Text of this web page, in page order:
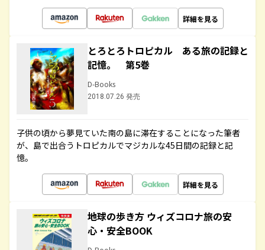
詳細を見る
とろとろトロピカル ある旅の記録と
記憶。 第5巻
D-Books
2018.07.26 発売
子供の頃から夢見ていた南の島に滞在することになった筆者
が、島で出合うトロピカルでマジカルな45日間の記録と記
憶。
詳細を見る
地球の歩き方 ウィズコロナ旅の安
心・安全BOOK